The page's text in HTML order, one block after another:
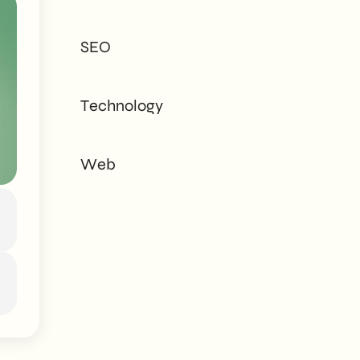
need - corporate or
private.
SEO
Technology
Web